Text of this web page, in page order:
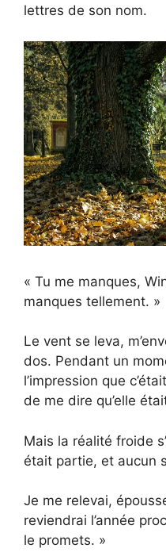
lettres de son nom.
« Tu me manques,
manques tellement. »
Le vent se leva,
dos. Pendant un
l’impression que
de me dire qu’elle
Mais la réalité froide
était partie, et aucun
Je me relevai,
reviendrai l’année
le promets. »